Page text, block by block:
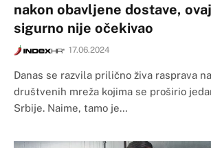
nakon obavljene dostave,
sigurno nije očekivao
17.06.2024
Danas se razvila prilično živa rasprava
društvenih mreža kojima se proširio
Srbije. Naime, tamo je…